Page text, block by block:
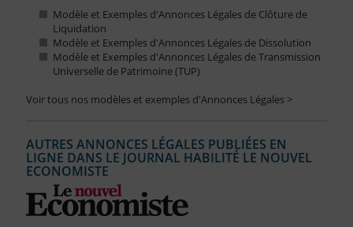
Modèle et Exemples d'Annonces Légales de Clôture de
Liquidation
Modèle et Exemples d'Annonces Légales de Dissolution
Modèle et Exemples d'Annonces Légales de Transmission
Universelle de Patrimoine (TUP)
Voir tous nos modèles et exemples d'Annonces Légales >
AUTRES ANNONCES LÉGALES PUBLIÉES EN
LIGNE DANS LE JOURNAL HABILITÉ LE NOUVEL
ECONOMISTE